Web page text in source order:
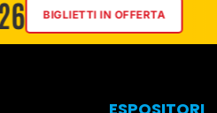
BIGLIETTI IN OFFERTA